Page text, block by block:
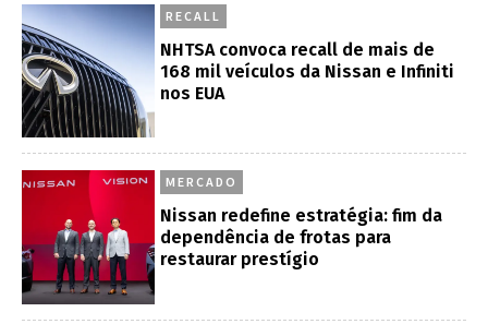
RECALL
NHTSA convoca recall de mais de
168 mil veículos da Nissan e Infiniti
nos EUA
MERCADO
Nissan redefine estratégia: fim da
dependência de frotas para
restaurar prestígio